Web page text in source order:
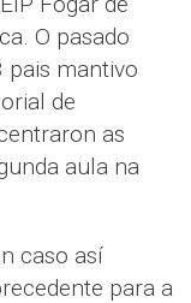
O pasado
pais mantivo
de
as
aula na
caso así
para a